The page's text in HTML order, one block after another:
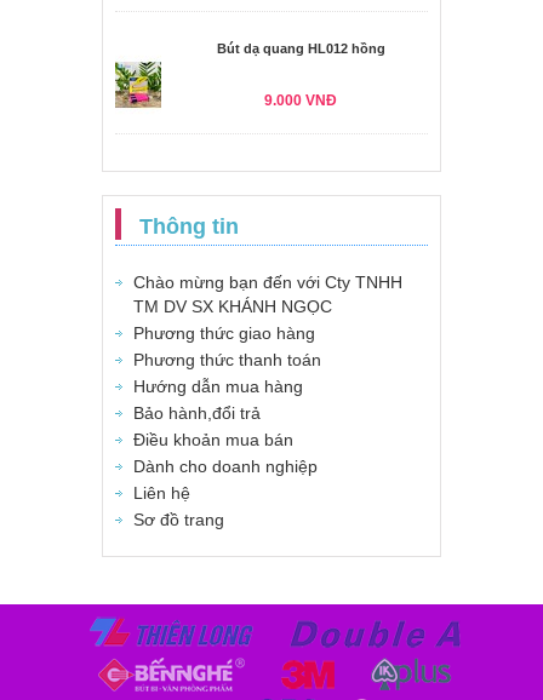
Bút dạ quang HL012 hồng
9.000 VNĐ
Thông tin
Chào mừng bạn đến với Cty TNHH
TM DV SX KHÁNH NGỌC
Phương thức giao hàng
Phương thức thanh toán
Hướng dẫn mua hàng
Bảo hành,đổi trả
Điều khoản mua bán
Dành cho doanh nghiệp
Liên hệ
Sơ đồ trang